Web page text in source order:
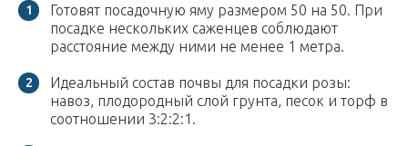
Готовят посадочную яму размером 50 на 50. При
посадке нескольких саженцев соблюдают
расстояние между ними не менее 1 метра.
Идеальный состав почвы для посадки розы:
навоз, плодородный слой грунта, песок и торф в
соотношении 3:2:2:1.